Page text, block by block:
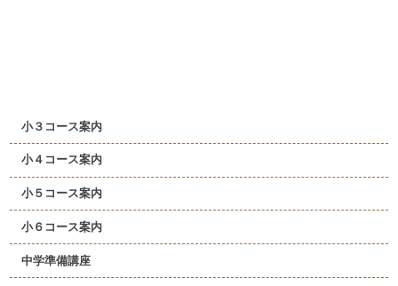
小３コース案内
小４コース案内
小５コース案内
小６コース案内
中学準備講座